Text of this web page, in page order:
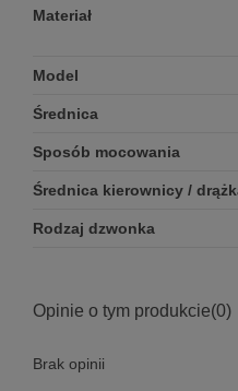
Materiał
Model
Średnica
Sposób mocowania
Średnica kierownicy /
Rodzaj dzwonka
Opinie o tym produkcie(0)
Brak opinii